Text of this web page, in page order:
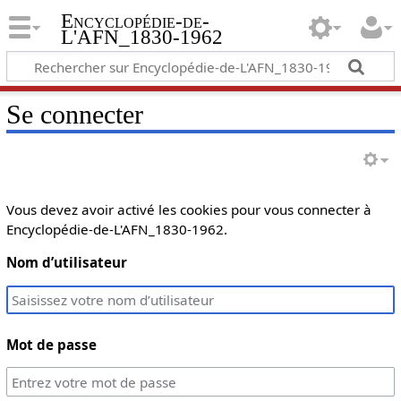
Encyclopédie-de-
L'AFN_1830-1962
Se connecter
Vous devez avoir activé les cookies pour vous connecter à
Encyclopédie-de-L'AFN_1830-1962.
Nom d’utilisateur
Mot de passe